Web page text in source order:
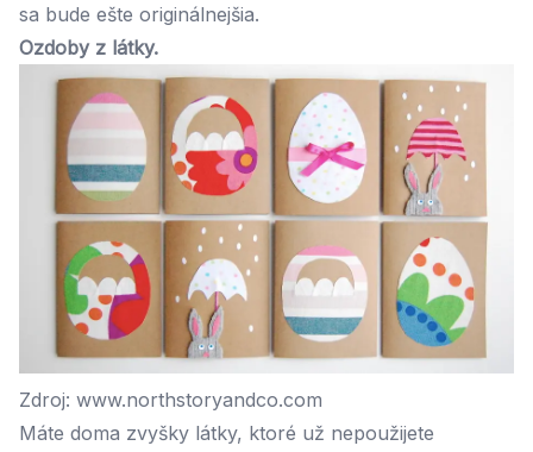
sa bude ešte originálnejšia.
Ozdoby z látky.
Zdroj: www.northstoryandco.com
Máte doma zvyšky látky, ktoré už nepoužijete